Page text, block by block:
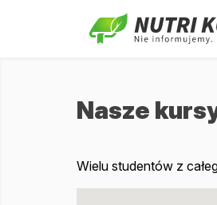
Nasze
Wielu studentów z